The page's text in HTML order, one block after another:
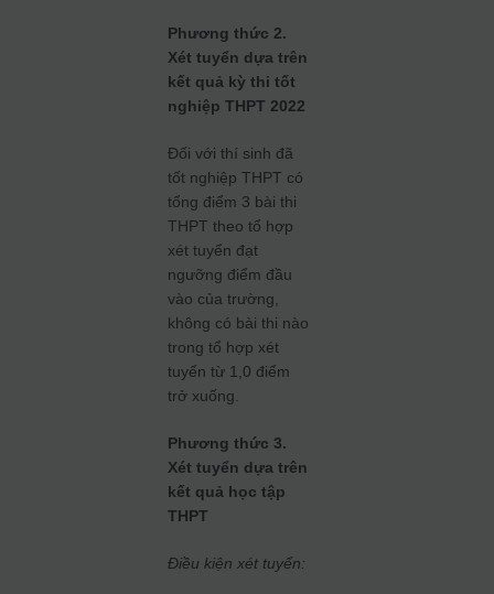
Phương thức 2.
Xét tuyển dựa trên
kết quả kỳ thi tốt
nghiệp THPT 2022
Đối với thí sinh đã
tốt nghiệp THPT có
tổng điểm 3 bài thi
THPT theo tổ hợp
xét tuyển đạt
ngưỡng điểm đầu
vào của trường,
không có bài thi nào
trong tổ hợp xét
tuyển từ 1,0 điểm
trở xuống.
Phương thức 3.
Xét tuyển dựa trên
kết quả học tập
THPT
Điều kiện xét tuyển: